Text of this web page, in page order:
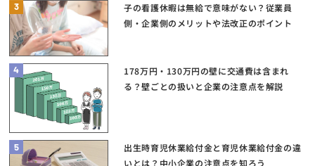
3
子の看護休暇は無給で意味がない？従業員
側・企業側のメリットや法改正のポイント
4
178万円・130万円の壁に交通費は含まれ
る？壁ごとの扱いと企業の注意点を解説
5
出生時育児休業給付金と育児休業給付金の違
いとは？中小企業の注意点を知ろう